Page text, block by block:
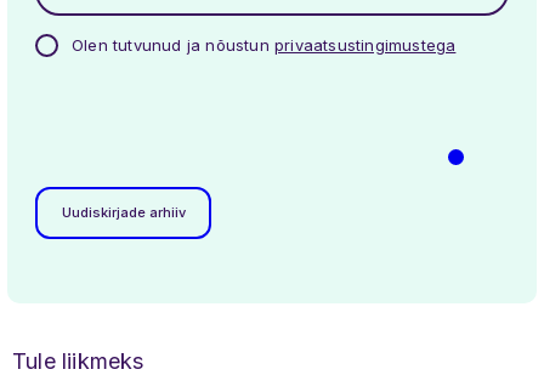
Olen tutvunud ja nõustun privaatsustingimustega
Uudiskirjade arhiiv
Tule liikmeks